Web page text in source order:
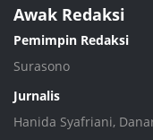
Awak Redaksi
Pemimpin Redaksi
Surasono
Jurnalis
Hanida Syafriani,